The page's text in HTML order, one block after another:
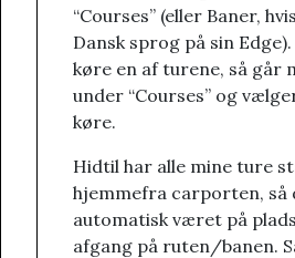
“Courses” (eller Baner,
Dansk sprog på sin
køre en af turene, så går
under “Courses” og
køre.
Hidtil har alle mine ture
hjemmefra carporten, så
automatisk været på
afgang på ruten/banen.